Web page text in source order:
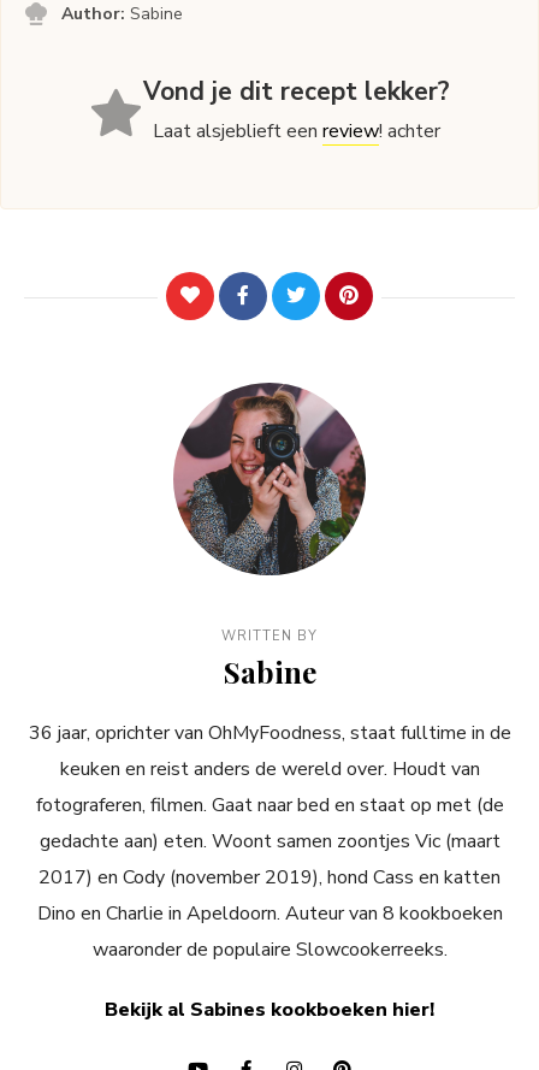
Author:Sabine
Vond je dit recept lekker?
Laat alsjeblieft eenreview! achter
WRITTEN BY
Sabine
36 jaar, oprichter van OhMyFoodness, staat fulltime in de
keuken en reist anders de wereld over. Houdt van
fotograferen, filmen. Gaat naar bed en staat op met (de
gedachte aan) eten. Woont samen zoontjes Vic (maart
2017) en Cody (november 2019), hond Cass en katten
Dino en Charlie in Apeldoorn. Auteur van 8 kookboeken
waaronder de populaire Slowcookerreeks.
Bekijk al Sabines kookboeken hier!